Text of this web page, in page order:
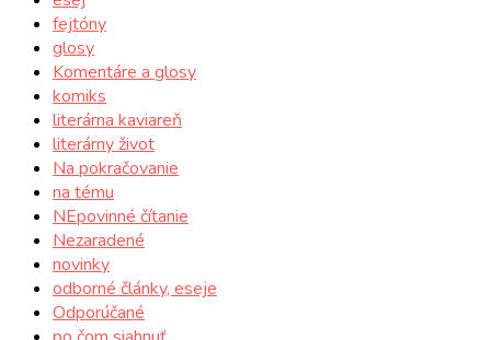
fejtóny
glosy
Komentáre a glosy
komiks
literárna kaviareň
literárny život
Na pokračovanie
na tému
NEpovinné čítanie
Nezaradené
novinky
odborné články, eseje
Odporúčané